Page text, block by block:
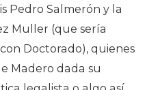
Pedro Salmerón y la
Muller (que sería
Doctorado), quienes
Madero dada su